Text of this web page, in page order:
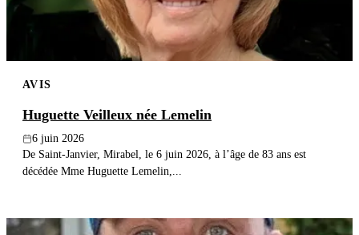
AVIS
Huguette Veilleux née Lemelin
6 juin 2026
De Saint-Janvier, Mirabel, le 6 juin 2026, à l’âge de 83 ans est
décédée Mme Huguette Lemelin,...